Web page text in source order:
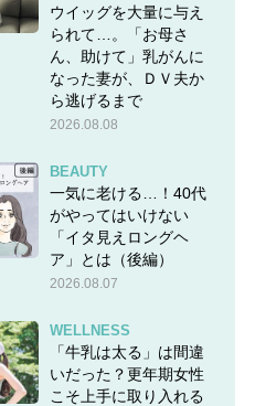
ウイッグを大量に与え
られて…。「お母さ
ん、助けて」乳がんに
なった妻が、ＤＶ夫か
ら逃げるまで
2026.08.08
BEAUTY
一気に老ける…！40代
がやってはいけない
「イタ見えロングヘ
ア」とは（後編）
2026.08.07
WELLNESS
「牛乳は太る」は間違
いだった？更年期女性
こそ上手に取り入れる